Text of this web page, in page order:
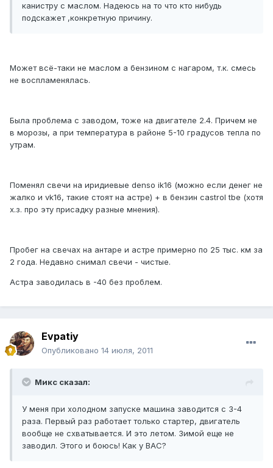
канистру с маслом. Надеюсь на то что кто нибудь
подскажет ,конкретную причину.
Может всё-таки не маслом а бензином с нагаром, т.к. смесь
не воспламенялась.
Была проблема с заводом, тоже на двигателе 2.4. Причем не
в морозы, а при температура в районе 5-10 градусов тепла по
утрам.
Поменял свечи на иридиевые denso ik16 (можно если денег не
жалко и vk16, такие стоят на астре) + в бензин castrol tbe (хотя
х.з. про эту присадку разные мнения).
Пробег на свечах на антаре и астре примерно по 25 тыс. км за
2 года. Недавно снимал свечи - чистые.
Астра заводилась в -40 без проблем.
Evpatiy
Опубликовано 14 июля, 2011
Микс сказал:
У меня при холодном запуске машина заводится с 3-4
раза. Первый раз работает только стартер, двигатель
вообще не схватывается. И это летом. Зимой еще не
заводил. Этого и боюсь! Как у ВАС?